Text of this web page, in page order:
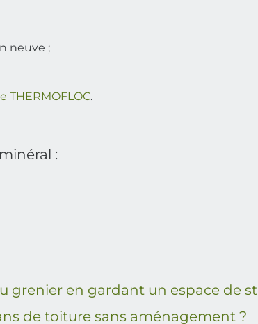
neuve ;
THERMOFLOC.
:
grenier en gardant un espace de
de toiture sans aménagement ?